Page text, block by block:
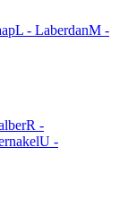
L - LaberdanM -
R -
U -